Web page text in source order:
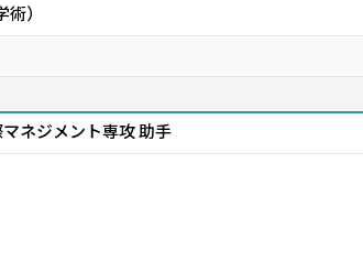
）
ネジメント専攻 助手